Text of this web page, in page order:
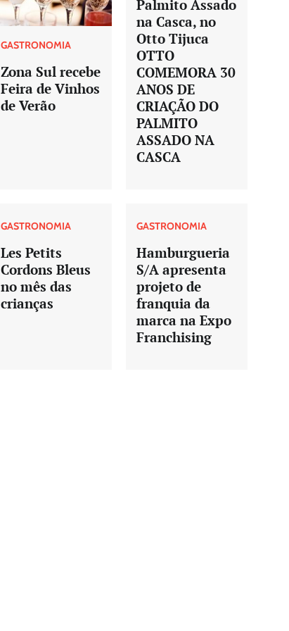
GASTRONOMIA
Zona Sul recebe
Feira de Vinhos
de Verão
Palmito Assado
na Casca, no
Otto Tijuca
OTTO
COMEMORA 30
ANOS DE
CRIAÇÃO DO
PALMITO
ASSADO NA
CASCA
GASTRONOMIA
Les Petits
Cordons Bleus
no mês das
crianças
GASTRONOMIA
Hamburgueria
S/A apresenta
projeto de
franquia da
marca na Expo
Franchising